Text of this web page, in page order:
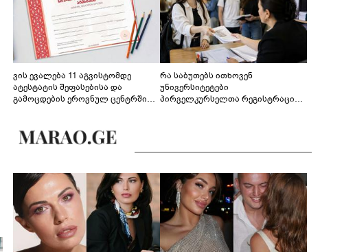
ვის ევალება 11 აგვისტომდე
ატესტატის შეფასებისა და
გამოცდების ეროვნულ ცენტრში
რა საბუთებს ითხოვენ
უნივერსიტეტები
პირველკურსელთა რეგისტრაციის